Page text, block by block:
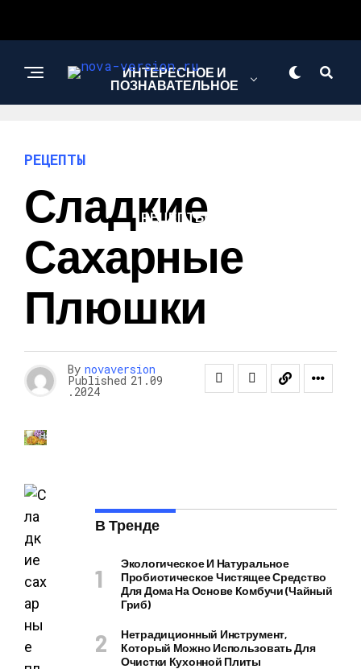
ИНТЕРЕСНОЕ И
ПОЗНАВАТЕЛЬНОЕ
РЕЦЕПТЫ
РЕЦЕПТЫ
Сладкие
Сахарные
Плюшки
By novaversion
Published 21.09
.2024
В Тренде
Экологическое И Натуральное
Пробиотическое Чистящее Средство
Для Дома На Основе Комбучи (чайный
Гриб)
Нетрадиционный Инструмент,
Который Можно Использовать Для
Очистки Кухонной Плиты